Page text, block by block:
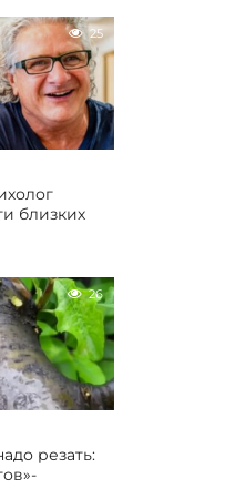
25
близких
26
резать: